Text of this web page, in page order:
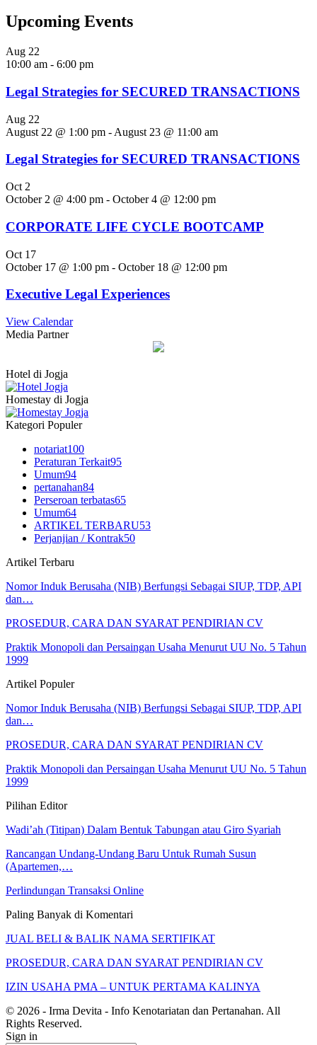
Upcoming Events
Aug 22
10:00 am - 6:00 pm
Legal Strategies for SECURED TRANSACTIONS
Aug 22
August 22 @ 1:00 pm - August 23 @ 11:00 am
Legal Strategies for SECURED TRANSACTIONS
Oct 2
October 2 @ 4:00 pm - October 4 @ 12:00 pm
CORPORATE LIFE CYCLE BOOTCAMP
Oct 17
October 17 @ 1:00 pm - October 18 @ 12:00 pm
Executive Legal Experiences
View Calendar
Media Partner
Hotel di Jogja
Homestay di Jogja
Kategori Populer
notariat100
Peraturan Terkait95
Umum94
pertanahan84
Perseroan terbatas65
Umum64
ARTIKEL TERBARU53
Perjanjian / Kontrak50
Artikel Terbaru
Nomor Induk Berusaha (NIB) Berfungsi Sebagai SIUP, TDP, API
dan…
PROSEDUR, CARA DAN SYARAT PENDIRIAN CV
Praktik Monopoli dan Persaingan Usaha Menurut UU No. 5 Tahun
1999
Artikel Populer
Nomor Induk Berusaha (NIB) Berfungsi Sebagai SIUP, TDP, API
dan…
PROSEDUR, CARA DAN SYARAT PENDIRIAN CV
Praktik Monopoli dan Persaingan Usaha Menurut UU No. 5 Tahun
1999
Pilihan Editor
Wadi’ah (Titipan) Dalam Bentuk Tabungan atau Giro Syariah
Rancangan Undang-Undang Baru Untuk Rumah Susun
(Apartemen,…
Perlindungan Transaksi Online
Paling Banyak di Komentari
JUAL BELI & BALIK NAMA SERTIFIKAT
PROSEDUR, CARA DAN SYARAT PENDIRIAN CV
IZIN USAHA PMA – UNTUK PERTAMA KALINYA
© 2026 - Irma Devita - Info Kenotariatan dan Pertanahan. All
Rights Reserved.
Sign in